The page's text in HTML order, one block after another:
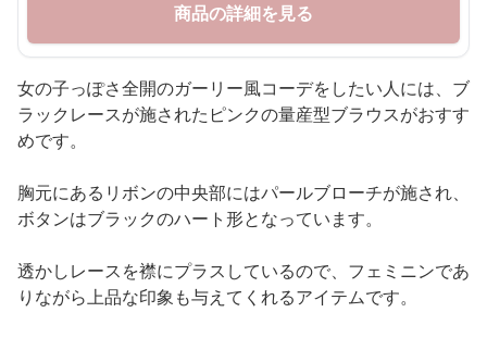
商品の詳細を見る
女の子っぽさ全開のガーリー風コーデをしたい人には、ブ
ラックレースが施されたピンクの量産型ブラウスがおすす
めです。
胸元にあるリボンの中央部にはパールブローチが施され、
ボタンはブラックのハート形となっています。
透かしレースを襟にプラスしているので、フェミニンであ
りながら上品な印象も与えてくれるアイテムです。